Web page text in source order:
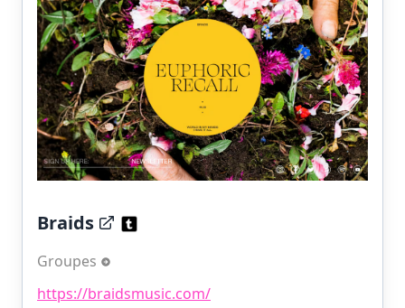
Braids
Groupes
https://braidsmusic.com/